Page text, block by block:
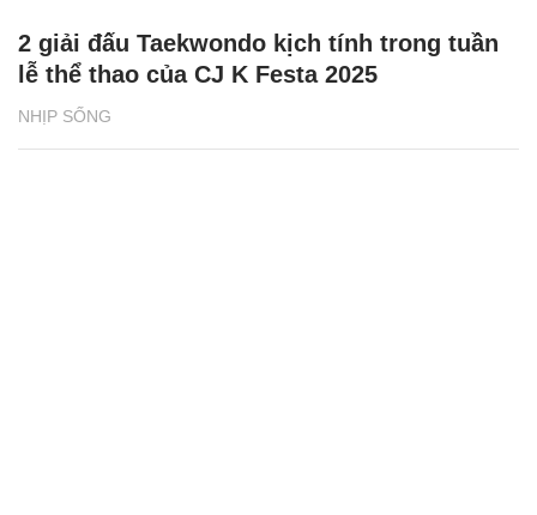
NHỊP SỐNG
2 giải đấu Taekwondo kịch tính trong tuần
lễ thể thao của CJ K Festa 2025